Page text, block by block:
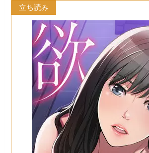
立ち読み